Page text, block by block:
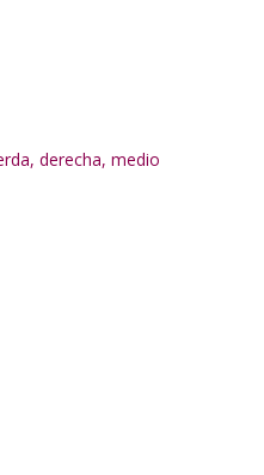
derecha, medio